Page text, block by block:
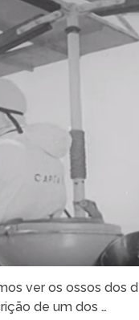
ver os ossos dos
de um dos …